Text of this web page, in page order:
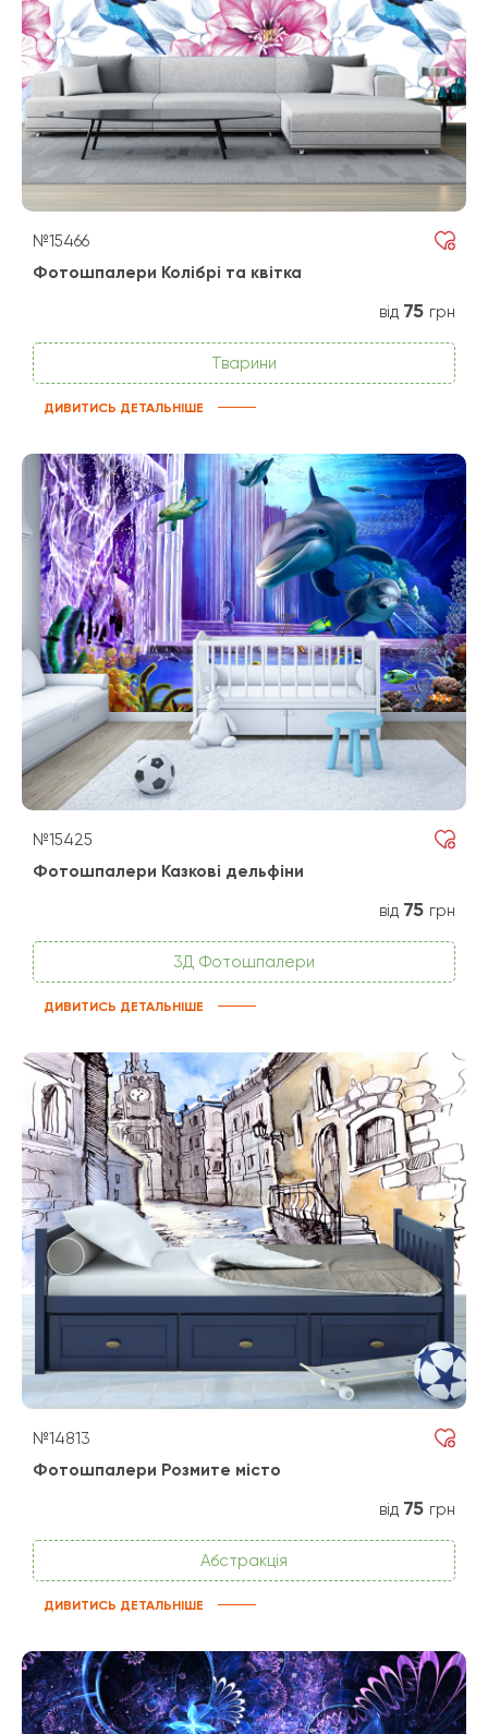
№15466
Фотошпалери Колібрі та квітка
від 75 грн
Тварини
ДИВИТИСЬ ДЕТАЛЬНІШЕ
№15425
Фотошпалери Казкові дельфіни
від 75 грн
3Д Фотошпалери
ДИВИТИСЬ ДЕТАЛЬНІШЕ
№14813
Фотошпалери Розмите місто
від 75 грн
Абстракція
ДИВИТИСЬ ДЕТАЛЬНІШЕ